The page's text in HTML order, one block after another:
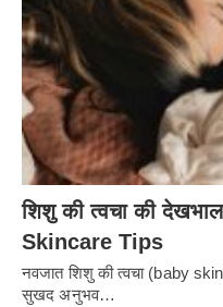
शिशु की त्वचा की
Skincare Tips
नवजात शिशु की त्वचा (baby
सुखद अनुभव…